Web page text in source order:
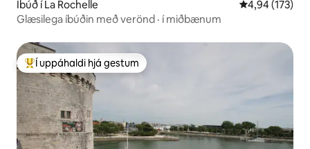
Íbúð í La Rochelle 4,94 af 5 í
4,94 (173)
Glæsilega íbúðin með verönd · í miðbænum
Í mestu uppáhaldi hjá gestum
Í uppáhaldi hjá gestum